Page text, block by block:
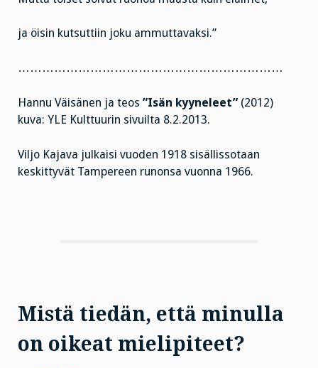
ja öisin kutsuttiin joku ammuttavaksi.”
…………………………………………………………
Hannu Väisänen ja teos ”Isän kyyneleet” (2012)
kuva: YLE Kulttuurin sivuilta 8.2.2013.
Viljo Kajava julkaisi vuoden 1918 sisällissotaan
keskittyvät Tampereen runonsa vuonna 1966.
Mistä tiedän, että minulla
on oikeat mielipiteet?